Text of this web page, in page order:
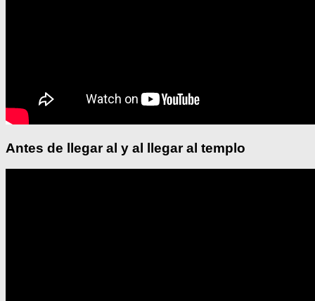
Antes de llegar al y al llegar al templo